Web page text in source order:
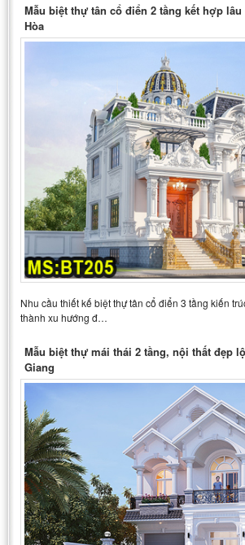
Mẫu biệt thự tân cổ điển 2 tầng kết hợp
Hòa
Nhu cầu thiết kế biệt thự tân cổ điển 3 tầng kiến
thành xu hướng đ…
Mẫu biệt thự mái thái 2 tầng, nội thất đẹp
Giang